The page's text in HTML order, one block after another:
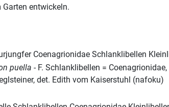
entwickeln.
puella - F. Schlanklibellen =
det. Edith vom Kaiserstuhl (nafoku)